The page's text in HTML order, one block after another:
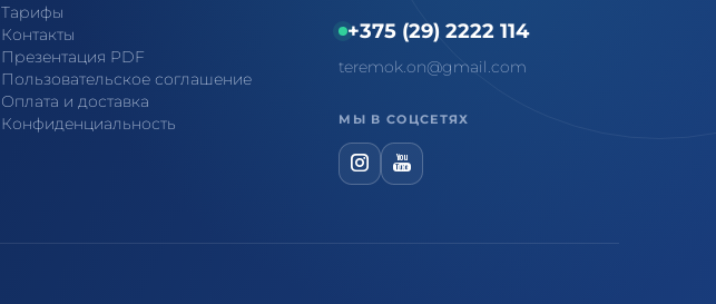
Тарифы
Контакты
Презентация PDF
Пользовательское соглашение
Оплата и доставка
Конфиденциальность
+375 (29) 2222 114
teremok.on@gmail.com
МЫ В СОЦСЕТЯХ